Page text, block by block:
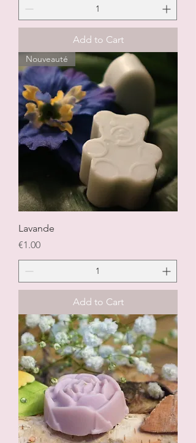
Add to Cart
Nouveauté
Lavande
Price
€1.00
Add to Cart